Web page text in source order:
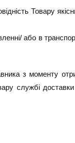
Товару
або в
з моменту
службі доставки